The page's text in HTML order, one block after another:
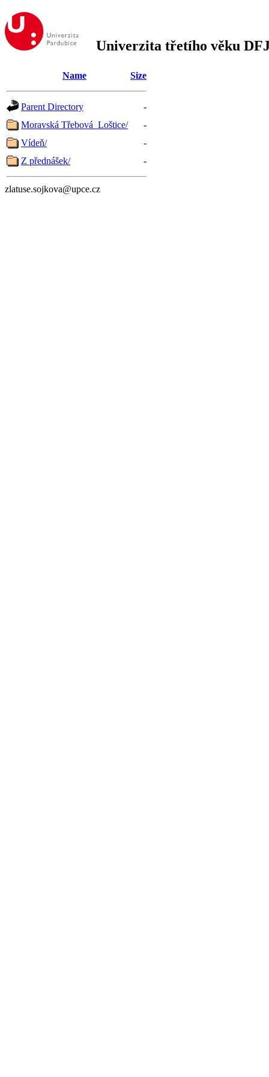
Univerzita třetího věku
Name Size
Parent Directory
-
Moravská Třebová_Loštice/
-
Vídeň/
-
Z přednášek/
-
zlatuse.sojkova@upce.cz